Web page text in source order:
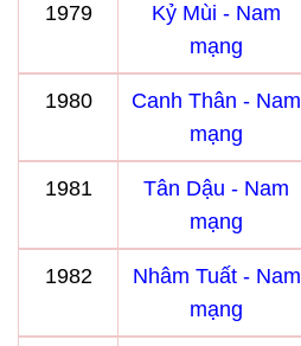
1979
Kỷ Mùi - Nam
mạng
1980
Canh Thân - Nam
mạng
1981
Tân Dậu - Nam
mạng
1982
Nhâm Tuất - Nam
mạng